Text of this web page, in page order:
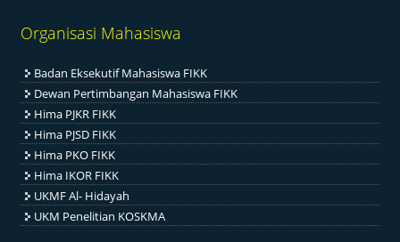
Organisasi Mahasiswa
Badan Eksekutif Mahasiswa FIKK
Dewan Pertimbangan Mahasiswa FIKK
Hima PJKR FIKK
Hima PJSD FIKK
Hima PKO FIKK
Hima IKOR FIKK
UKMF Al- Hidayah
UKM Penelitian KOSKMA